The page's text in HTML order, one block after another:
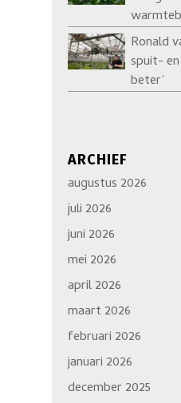
Ronald
spuit-
beter’
ARCHIEF
augustus 2026
juli 2026
juni 2026
mei 2026
april 2026
maart 2026
februari 2026
januari 2026
december 2025